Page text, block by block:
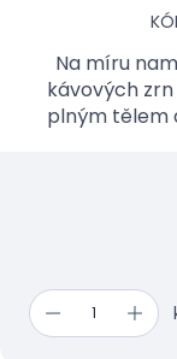
Na míru
kávových zrn
plným tělem